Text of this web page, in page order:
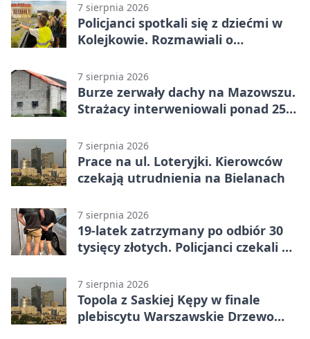
7 sierpnia 2026
Policjanci spotkali się z dziećmi w
Kolejkowie. Rozmawiali o
7 sierpnia 2026
Burze zerwały dachy na Mazowszu.
Strażacy interweniowali ponad 250
7 sierpnia 2026
Prace na ul. Loteryjki. Kierowców
czekają utrudnienia na Bielanach
7 sierpnia 2026
19-latek zatrzymany po odbiór 30
tysięcy złotych. Policjanci czekali w
7 sierpnia 2026
Topola z Saskiej Kępy w finale
plebiscytu Warszawskie Drzewo